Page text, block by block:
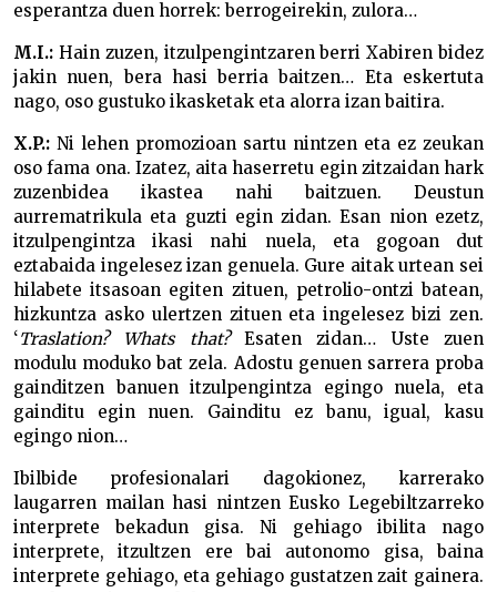
esperantza duen horrek: berrogeirekin, zulora…
M.I.: Hain zuzen, itzulpengintzaren berri Xabiren bidez
jakin nuen, bera hasi berria baitzen… Eta eskertuta
nago, oso gustuko ikasketak eta alorra izan baitira.
X.P.: Ni lehen promozioan sartu nintzen eta ez zeukan
oso fama ona. Izatez, aita haserretu egin zitzaidan hark
zuzenbidea ikastea nahi baitzuen. Deustun
aurrematrikula eta guzti egin zidan. Esan nion ezetz,
itzulpengintza ikasi nahi nuela, eta gogoan dut
eztabaida ingelesez izan genuela. Gure aitak urtean sei
hilabete itsasoan egiten zituen, petrolio-ontzi batean,
hizkuntza asko ulertzen zituen eta ingelesez bizi zen.
‘Traslation? Whats that?Esaten zidan… Uste zuen
modulu moduko bat zela. Adostu genuen sarrera proba
gainditzen banuen itzulpengintza egingo nuela, eta
gainditu egin nuen. Gainditu ez banu, igual, kasu
egingo nion…
Ibilbide profesionalari dagokionez, karrerako
laugarren mailan hasi nintzen Eusko Legebiltzarreko
interprete bekadun gisa. Ni gehiago ibilita nago
interprete, itzultzen ere bai autonomo gisa, baina
interprete gehiago, eta gehiago gustatzen zait gainera.